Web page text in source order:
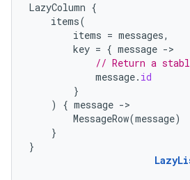
LazyColumn {
items(
items = messages,
key = { message -
// Return a
message. id
}
)
{ message -
MessageRow(message)
}
}